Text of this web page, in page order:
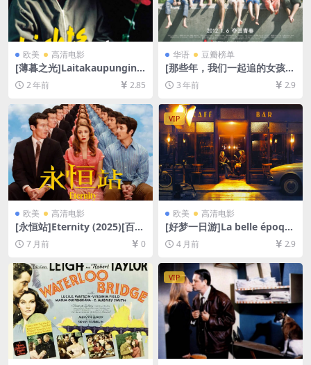
欧美 高清电影
[薄暮之光]Laitakaupungin v
alot (2006)[百度网盘+夸克网
盘1080P超清未删减资源][网
盘在线播放/下载][MP4/5.1G
B][中文字幕]
2 年前 2.85
华语 豆瓣榜单
[那些年，我们一起追的女孩]
那些年，我們一起追的女孩 (2
011)[百度网盘+迅雷云盘资源
1080P超清未删减][MP4/7G
B][中文字幕]
3 年前 2.9
欧美 高清电影
[永恒站]Eternity (2025)[百度
网盘+夸克网盘1080P超清未
删减资源][网盘在线播放/下
7 月前 0
VIP
欧美 高清电影
[好梦一日游]La belle époqu
e (2019)[百度网盘+夸克网盘1
080P超清未删减资源][网盘在
字幕]
4 月前 2.9
VIP